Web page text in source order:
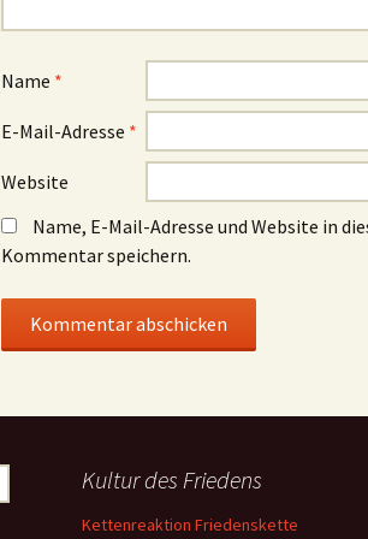
Name *
E-Mail-Adresse *
Website
Name, E-Mail-Adresse und Website in
Kommentar speichern.
Kultur des Friedens
Kettenreaktion Friedenskette